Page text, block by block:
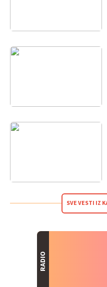
SVE VESTI IZ
RADIO